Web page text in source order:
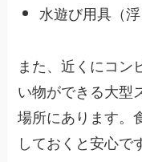
水遊び用具（浮
また、近くにコン
い物ができる大型
場所にあります。
しておくと安心で